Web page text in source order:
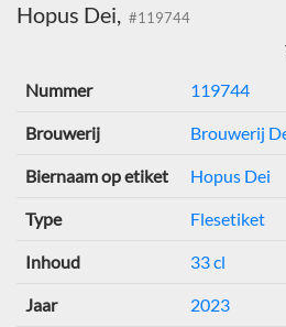
Hopus Dei, #119744
Nummer
119744
Brouwerij Brouwerij
Biernaam op etiket Hopus Dei
Type Flesetiket
Inhoud 33 cl
Jaar 2023